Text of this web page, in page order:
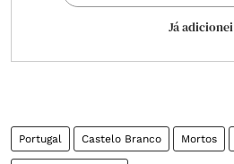
Já adicionei
Portugal Castelo Branco Mortos